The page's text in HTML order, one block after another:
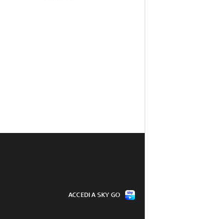
ACCEDI A SKY GO